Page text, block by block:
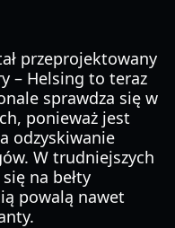
przeprojektowany
– Helsing to teraz
sprawdza się w
ponieważ jest
odzyskiwanie
W trudniejszych
na bełty
powalą nawet